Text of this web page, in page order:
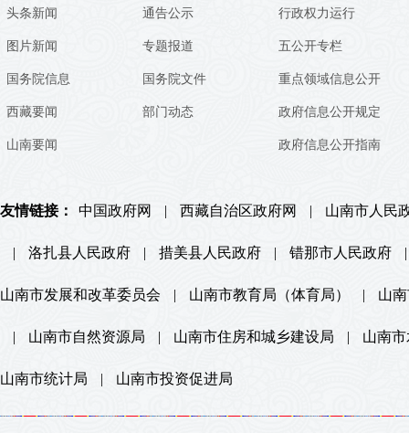
头条新闻
图片新闻
国务院信息
西藏要闻
山南要闻
通告公示
专题报道
国务院文件
部门动态
行政权力运行
五公开专栏
重点领域信息公开
政府信息公开规定
政府信息公开指南
友情链接： 中国政府网 | 西藏自治区政府网 | 山南市人民
| 洛扎县人民政府 | 措美县人民政府 | 错那市人民政府 |
山南市发展和改革委员会 | 山南市教育局（体育局） | 山
| 山南市自然资源局 | 山南市住房和城乡建设局 | 山南
山南市统计局 | 山南市投资促进局